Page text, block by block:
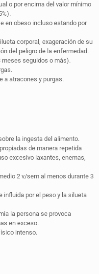
o por encima del valor mínimo
en obeso incluso estando por
corporal, exageración de su
del peligro de la enfermedad.
meses seguidos o más).
a atracones y purgas.
la ingesta del alimento.
de manera repetida
excesivo laxantes, enemas,
2 v/sem al menos durante 3
influida por el peso y la silueta
la persona se provoca
en exceso.
intenso.